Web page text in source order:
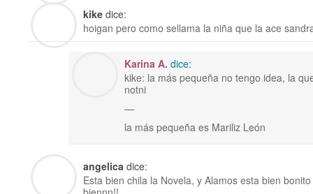
kike dice:
hoigan pero como sellama la niña que la ace
Karina A. dice:
kike: la más pequeña no tengo idea, la
notni
—
la más pequeña es Mariliz León
angelica dice:
Esta bien chila la Novela, y Alamos esta bien